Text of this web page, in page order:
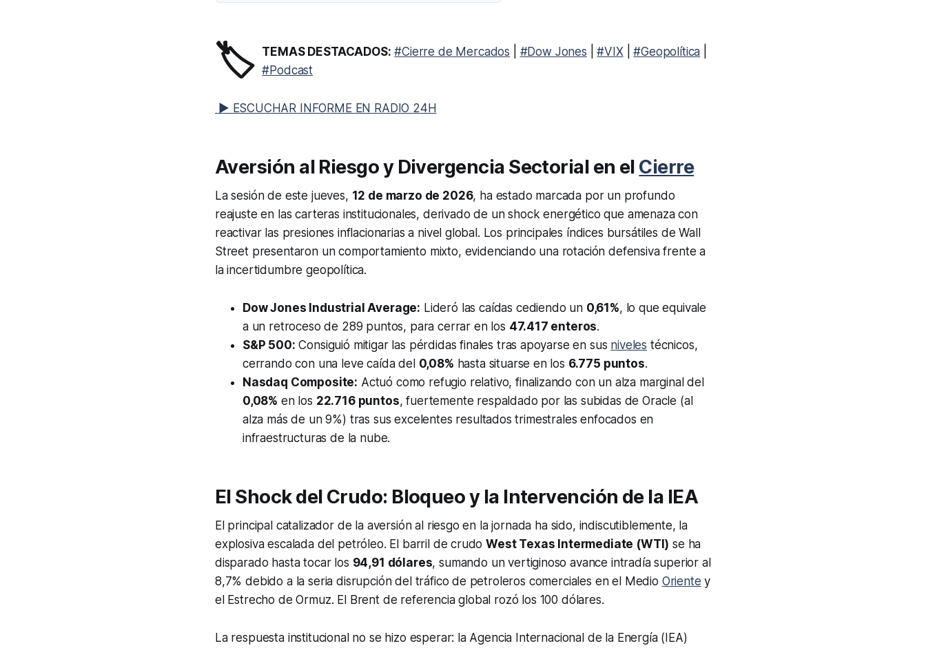
🏷️ TEMAS DESTACADOS: #Cierre de Mercados #Dow Jones |#VIX|#Geopolítica
#Podcast
▶ ESCUCHAR INFORME EN RADIO 24H
Aversión al Riesgo y Divergencia Sectorial en el Cierre
La sesión de este jueves, 12 de marzo de 2026, ha estado marcada por un profundo
reajuste en las carteras institucionales, derivado de un shock energético que amenaza con
reactivar las presiones inflacionarias a nivel global. Los principales índices bursátiles de Wall
Street presentaron un comportamiento mixto, evidenciando una rotación defensiva frente a
la incertidumbre geopolítica.
Dow Jones Industrial Average: Lideró las caídas cediendo un 0,61%, lo que equivale
a un retroceso de 289 puntos, para cerrar en los 47.417 enteros.
S&P 500: Consiguió mitigar las pérdidas finales tras apoyarse en sus niveles técnicos,
cerrando con una leve caída del 0,08% hasta situarse en los 6.775 puntos.
Nasdaq Composite: Actuó como refugio relativo, finalizando con un alza marginal del
0,08% en los 22.716 puntos, fuertemente respaldado por las subidas de Oracle (al
alza más de un 9%) tras sus excelentes resultados trimestrales enfocados en
infraestructuras de la nube.
El Shock del Crudo: Bloqueo y la Intervención de la IEA
El principal catalizador de la aversión al riesgo en la jornada ha sido, indiscutiblemente, la
explosiva escalada del petróleo. El barril de crudoWest Texas Intermediate (WTI) se ha
disparado hasta tocar los 94,91 dólares, sumando un vertiginoso avance intradía superior al
8,7% debido a la seria disrupción del tráfico de petroleros comerciales en el Medio Oriente y
el Estrecho de Ormuz. El Brent de referencia global rozó los 100 dólares.
La respuesta institucional no se hizo esperar: la Agencia Internacional de la Energía (IEA)